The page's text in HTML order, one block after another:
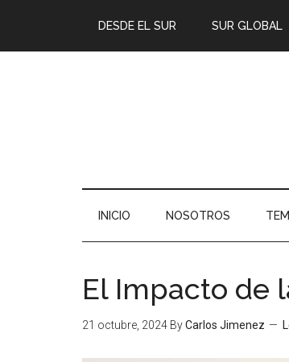
DESDE EL SUR SUR GLOBAL
INICIO NOSOTROS
El Impacto de
21 octubre, 2024 ByCarlos Jimenez